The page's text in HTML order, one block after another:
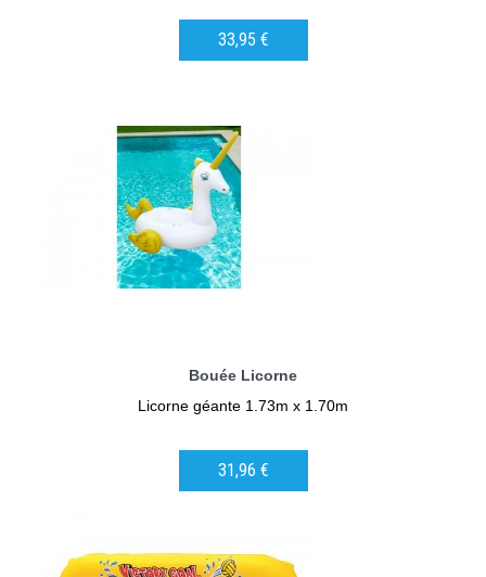
33,95 €
Bouée Licorne
Licorne géante 1.73m x 1.70m
31,96 €